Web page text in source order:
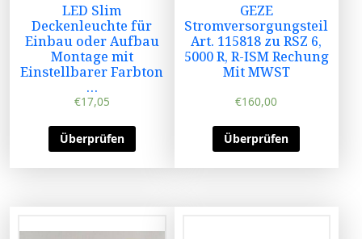
LED Slim
Deckenleuchte für
Einbau oder Aufbau
Montage mit
Einstellbarer Farbton
…
€17,05
Überprüfen
GEZE
Stromversorgungsteil
Art. 115818 zu RSZ 6,
5000 R, R-ISM Rechung
Mit MWST
€160,00
Überprüfen